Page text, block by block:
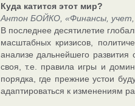
Куда катится этот мир?
Антон БОЙКО, «Финансы,
В последнее десятилетие
масштабных кризисов,
анализе дальнейшего развития
своя, т.е. правила игры и
порядка, где прежние устои
адаптироваться к изменениям